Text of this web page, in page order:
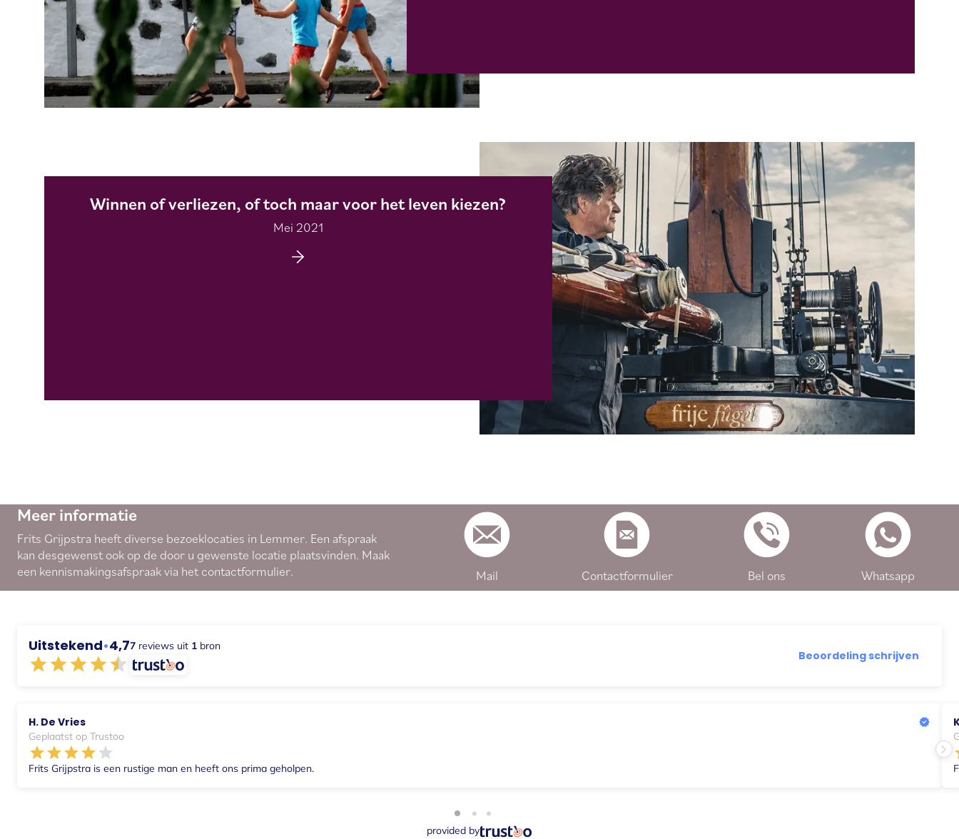
Winnen of verliezen, of toch maar voor het leven kiezen?
Mei 2021
Meer informatie
Frits Grijpstra heeft diverse bezoeklocaties in Lemmer. Een afspraak
kan desgewenst ook op de door u gewenste locatie plaatsvinden. Maak
een kennismakingsafspraak via het contactformulier. Mail Contactformulier Bel ons Whatsapp
Uitstekend•4,77 reviews uit 1 bron
Beoordeling schrijven
H. De Vries
Geplaatst op Trustoo
Frits Grijpstra is een rustige man en heeft ons prima geholpen.
provided by